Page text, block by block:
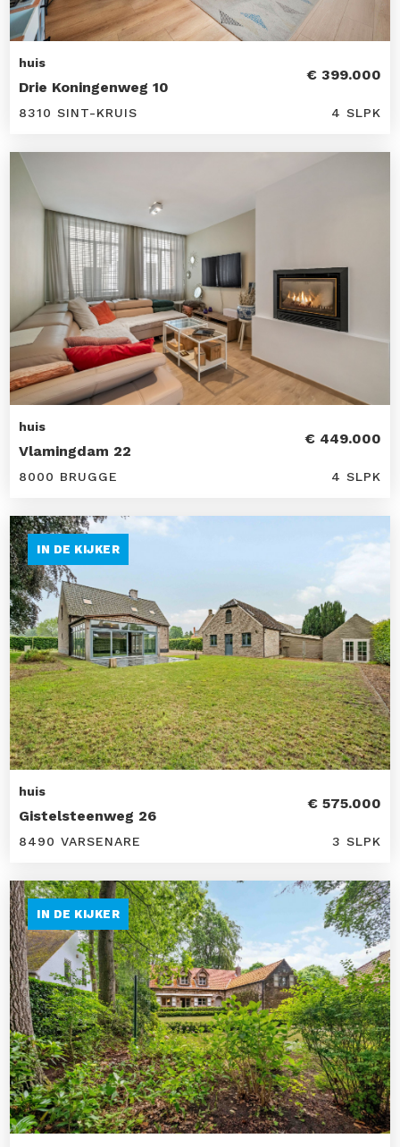
huis
Drie Koningenweg 10
€ 399.000
8310 SINT-KRUIS 4 SLPK
huis
Vlamingdam 22
€ 449.000
8000 BRUGGE 4 SLPK
IN DE KIJKER
huis
Gistelsteenweg 26
€ 575.000
8490 VARSENARE 3 SLPK
IN DE KIJKER